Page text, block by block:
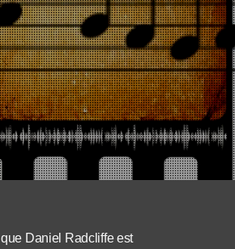
Daniel Radcliffe est